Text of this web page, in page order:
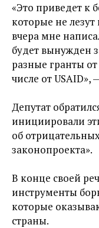
«Это приведет к
которые не
вчера мне
будет вынужден
разные гранты
числе от USAID»,
Депутат
инициировали
об
законопроекта».
В конце своей
инструменты
которые
страны.